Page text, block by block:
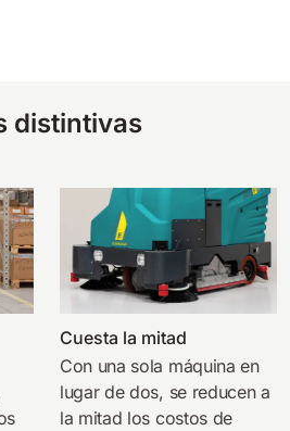
6075 m²/h
7500 m²/h
8800 m²/h
distintivas
Cuesta la mitad
Con una sola máquina en
lugar de dos, se reducen a
la mitad los costos de